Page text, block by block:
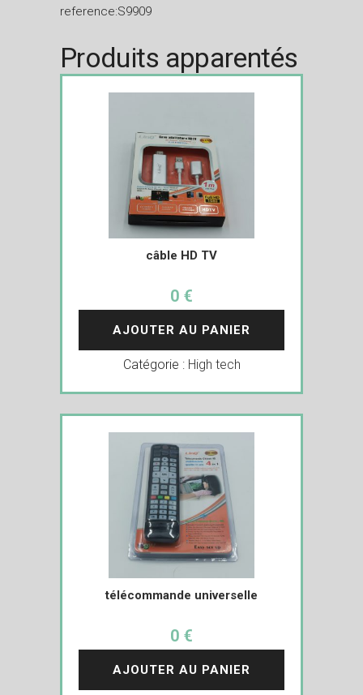
reference:S9909
Produits apparentés
câble HD TV
0 €
AJOUTER AU PANIER
Catégorie : High tech
télécommande universelle
0 €
AJOUTER AU PANIER